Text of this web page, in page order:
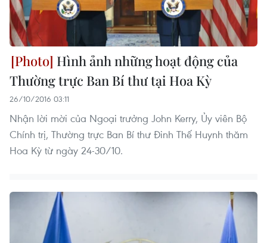
Hình ảnh những hoạt động của
Thường trực Ban Bí thư tại Hoa Kỳ
26/10/2016 03:11
Nhận lời mời của Ngoại trưởng John Kerry, Ủy viên Bộ
Chính trị, Thường trực Ban Bí thư Đinh Thế Huynh thăm
Hoa Kỳ từ ngày 24-30/10​.